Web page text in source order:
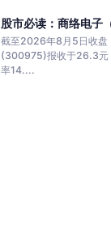
股市必读：商络电子
截至2026年8月5日收盘
(300975)报收于26.3元
率14....